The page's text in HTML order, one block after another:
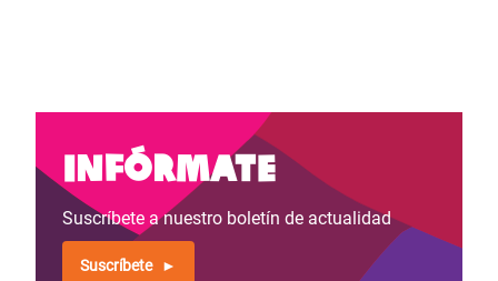
Infórmate
Suscríbete a nuestro boletín de actualidad
Suscríbete